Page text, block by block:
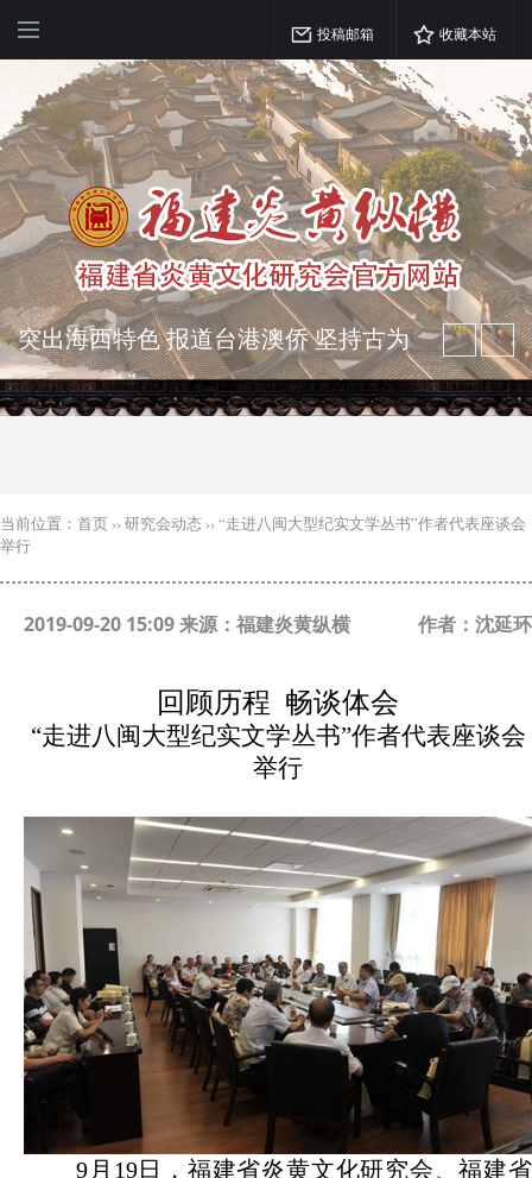
投稿邮箱 收藏本站
弘扬优秀文化 振奋民族精神 介绍民族
瑰宝 宣传中华精英
突出海西特色 报道台港澳侨 坚持古为
当前位置： 首页 ›› 研究会动态 ›› “走进八闽大型纪实文学丛书”作者代表座谈会
举行
2019-09-20 15:09 来源：福建炎黄纵横 作者：沈延环
回顾历程 畅谈体会
“走进八闽大型纪实文学丛书”作者代表座谈会
举行
9月19日，福建省炎黄文化研究会、福建省